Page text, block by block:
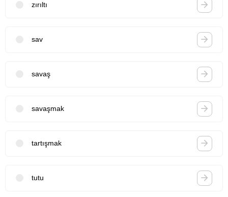
zırıltı
sav
savaş
savaşmak
tartışmak
tutu